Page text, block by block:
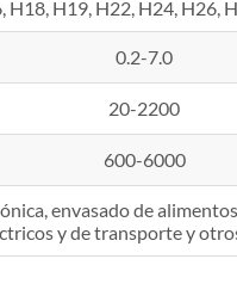
H18, H19, H22, H24, H26,
0.2-7.0
20-2200
600-6000
envasado de
y de transporte y